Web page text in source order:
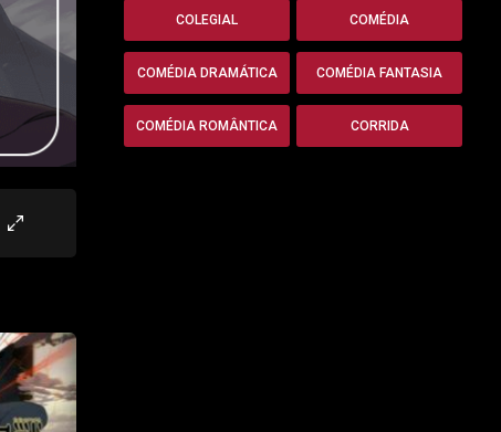
COLEGIAL COMÉDIA
COMÉDIA DRAMÁTICA COMÉDIA FANTASIA
COMÉDIA ROMÂNTICA CORRIDA